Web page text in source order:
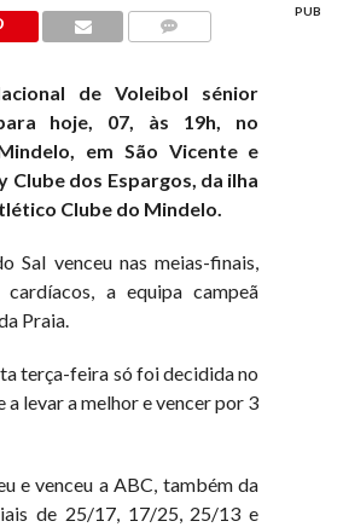
de Voleibol sénior
hoje, 07, às 19h, no
em São Vicente e
dos Espargos, da ilha
Clube do Mindelo.
Sal venceu nas meias-finais,
a equipa campeã
Praia.
terça-feira só foi decidida no
levar a melhor e vencer por 3
e venceu a ABC, também da
de 25/17, 17/25, 25/13 e
PUB